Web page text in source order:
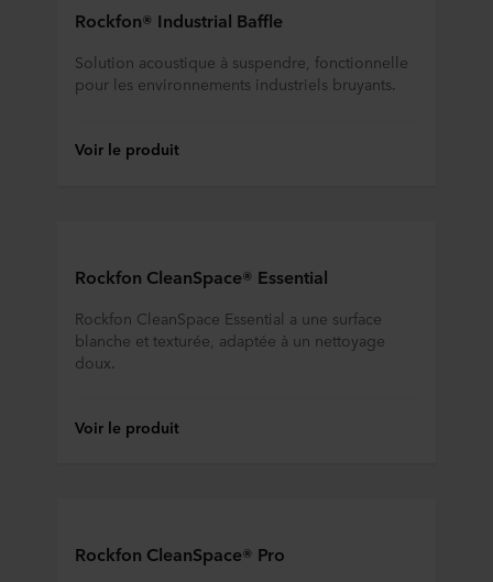
Rockfon® Industrial Baffle
Solution acoustique à suspendre, fonctionnelle
pour les environnements industriels bruyants.
Voir le produit
Rockfon CleanSpace® Essential
Rockfon CleanSpace Essential a une surface
blanche et texturée, adaptée à un nettoyage
doux.
Voir le produit
Rockfon CleanSpace® Pro